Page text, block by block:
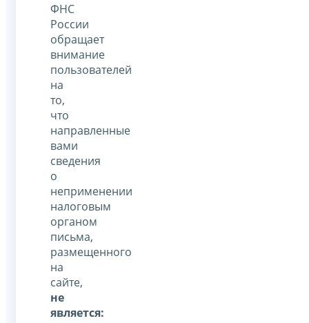
ФНС
России
обращает
внимание
пользователей
на
то,
что
направленные
вами
сведения
о
неприменении
налоговым
органом
письма,
размещенного
на
сайте,
не
является: